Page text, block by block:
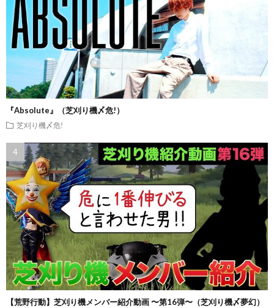
『Absolute』（芝刈り機〆危!）
芝刈り機〆危!
【荒野行動】芝刈り機メンバー紹介動画 〜第16弾〜（芝刈り機〆夢幻）